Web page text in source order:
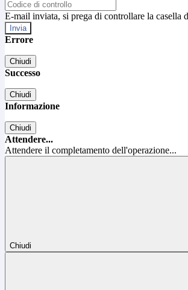
E-mail inviata, si prega di controllare la casella
Errore
Chiudi
Successo
Chiudi
Informazione
Chiudi
Attendere...
Attendere il completamento dell'operazione...
Chiudi